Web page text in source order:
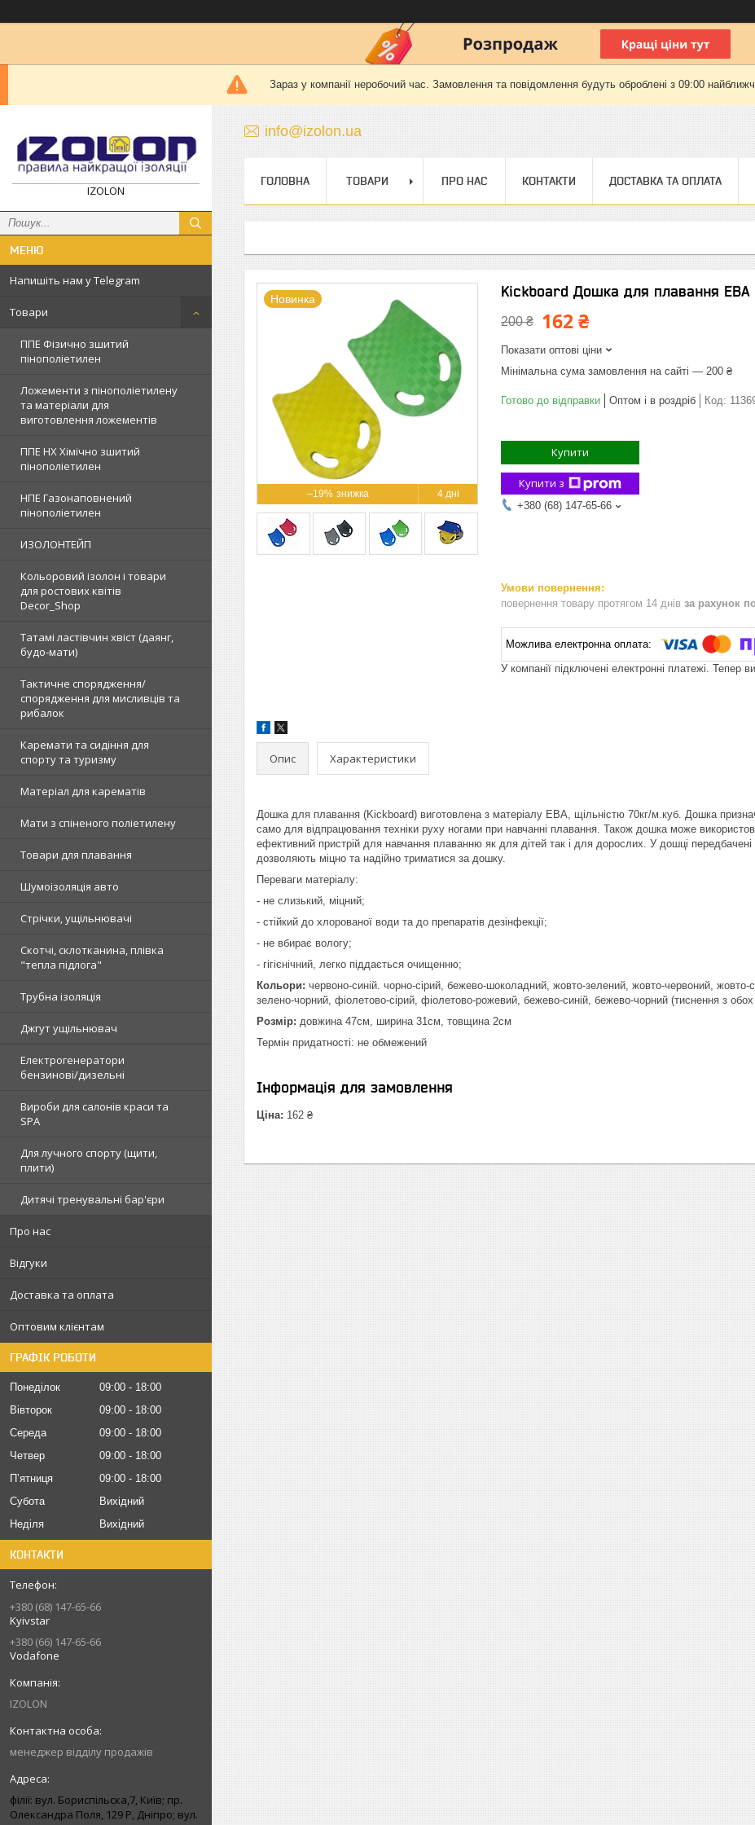
Зараз у компанії неробочий час. Замовлення та повідомлення будуть оброблені з 09:00
IZOLON
Напишіть нам у Telegram
Товари
ППЕ Фізично зшитий
пінополіетилен
Ложементи з пінополіетилену
та матеріали для
виготовлення ложементів
ППЕ НХ Хімічно зшитий
пінополіетилен
НПЕ Газонаповнений
пінополіетилен
ИЗОЛОНТЕЙП
Кольоровий ізолон і товари
для ростових квітів
Decor_Shop
Татамі ластівчин хвіст (даянг,
будо-мати)
Тактичне спорядження/
спорядження для мисливців та
рибалок
Каремати та сидіння для
спорту та туризму
Матеріал для карематів
Мати з спіненого поліетилену
Товари для плавання
Шумоізоляція авто
Стрічки, ущільнювачі
Скотчі, склотканина, плівка
"тепла підлога"
Трубна ізоляція
Джгут ущільнювач
Електрогенератори
бензинові/дизельні
Вироби для салонів краси та
SPA
Для лучного спорту (щити,
плити)
Дитячі тренувальні бар'єри
Про нас
Відгуки
Доставка та оплата
Оптовим клієнтам
ГРАФІК РОБОТИ
Понеділок 09:00
18:00
Вівторок
09:00
18:00
Середа
09:00
18:00
Четвер
09:00
18:00
Пʼятниця
09:00
18:00
Субота
Вихідний
Неділя
Вихідний
КОНТАКТИ
+380 (68) 147-65-66
Kyivstar
+380 (66) 147-65-66
Vodafone
IZOLON
менеджер відділу продажів
філії: вул. Бориcпільска,7, Київ; пр.
Олександра Поля, 129 Р, Дніпро; вул.
info@izolon.ua
ГОЛОВНА ТОВАРИ ПРО НАС КОНТАКТИ ДОСТАВКА ТА ОПЛАТА
–19% 4 дні
Новинка Kickboard Дошка для плавання
200 ₴ 162 ₴
Показати оптові ціни
Мінімальна сума замовлення на сайті — 200 ₴
Готово до відправки Оптом і в роздріб Код:
Купити
Купити з
+380 (68) 147-65-66
повернення товару протягом 14 днів за рахунок
У компанії підключені електронні платежі.
Опис Характеристики
Дошка для плавання (Kickboard) виготовлена з матеріалу ЕВА, щільністю 70кг/м.куб. Дошка
само для відпрацювання техніки руху ногами при навчанні плавання. Також дошка може
ефективний пристрій для навчання плаванню як для дітей так і для дорослих. У дошці
дозволяють міцно та надійно триматися за дошку.
Переваги матеріалу:
- не слизький, міцний;
- стійкий до хлорованої води та до препаратів дезінфекції;
- не вбирає вологу;
- гігієнічний, легко піддається очищенню;
Кольори: червоно-синій. чорно-сірий, бежево-шоколадний, жовто-зелений, жовто-червоний,
зелено-чорний, фіолетово-сірий, фіолетово-рожевий, бежево-синій, бежево-чорний (тиснення з обох
Розмір: довжина 47см, ширина 31см, товщина 2см
Термін придатності: не обмежений
Інформація для замовлення
Ціна: 162 ₴